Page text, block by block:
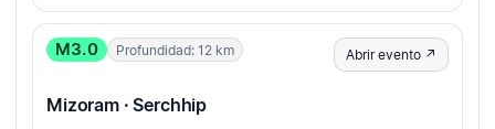
M3.0 Profundidad: 12 km Abrir evento ↗
Mizoram · Serchhip